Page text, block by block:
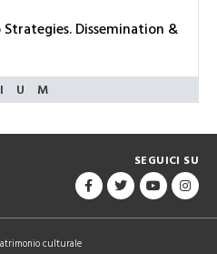
Dissemination &
SEGUICI SU
culturale